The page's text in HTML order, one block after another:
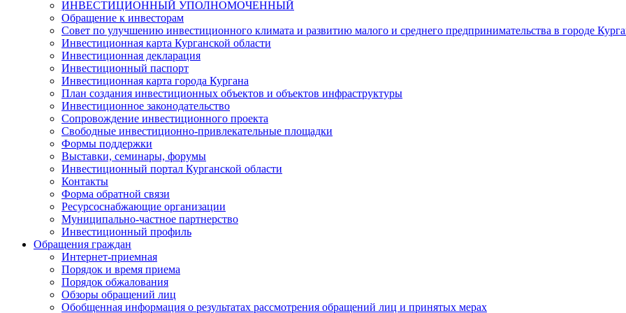
ИНВЕСТИЦИОННЫЙ УПОЛНОМОЧЕННЫЙ
Обращение к инвесторам
Совет по улучшению инвестиционного климата и развитию малого и среднего предпринимательства в городе
Инвестиционная карта Курганской области
Инвестиционная декларация
Инвестиционный паспорт
Инвестиционная карта города Кургана
План создания инвестиционных объектов и объектов инфраструктуры
Инвестиционное законодательство
Сопровождение инвестиционного проекта
Свободные инвестиционно-привлекательные площадки
Формы поддержки
Выставки, семинары, форумы
Инвестиционный портал Курганской области
Контакты
Форма обратной связи
Ресурсоснабжающие организации
Муниципально-частное партнерство
Инвестиционный профиль
Обращения граждан
Интернет-приемная
Порядок и время приема
Порядок обжалования
Обзоры обращений лиц
Обобщенная информация о результатах рассмотрения обращений лиц и принятых мерах